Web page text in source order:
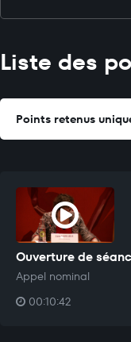
Liste des
Points retenus
Ouverture de
Appel nominal
00:10:42